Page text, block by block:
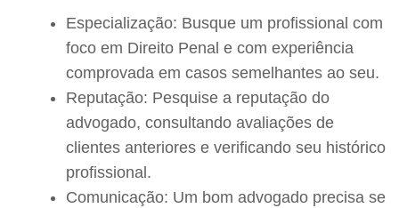
Especialização: Busque um profissional com
foco em Direito Penal e com experiência
comprovada em casos semelhantes ao seu.
Reputação: Pesquise a reputação do
advogado, consultando avaliações de
clientes anteriores e verificando seu histórico
profissional.
Comunicação: Um bom advogado precisa se